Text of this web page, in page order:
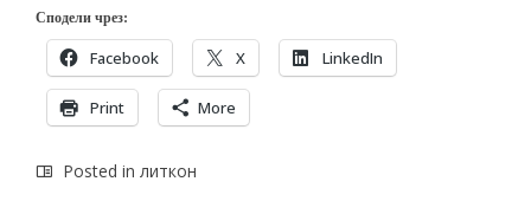
Сподели чрез:
Facebook X LinkedIn
Print More
Posted in литкон